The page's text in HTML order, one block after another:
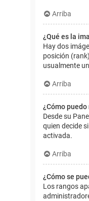
Arriba
¿Qué es la
Hay dos
posición
usualmente
Arriba
¿Cómo
Desde su
quien decide
activada.
Arriba
¿Cómo se
Los rangos